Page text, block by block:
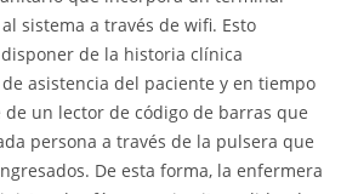
sistema a través de wifi. Esto
de la historia clínica
asistencia del paciente y en tiempo
de un lector de código de barras que
persona a través de la pulsera que
De esta forma, la enfermera